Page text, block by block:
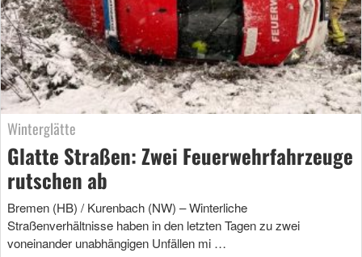
Winterglätte
Glatte Straßen: Zwei Feuerwehrfahrzeuge
rutschen ab
Bremen (HB) / Kurenbach (NW) – Winterliche
Straßenverhältnisse haben in den letzten Tagen zu zwei
voneinander unabhängigen Unfällen mi …